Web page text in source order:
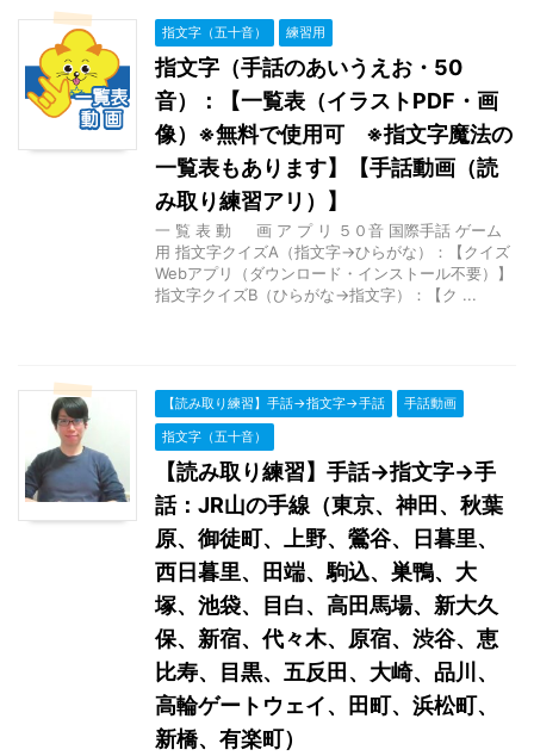
指文字（五十音） 練習用
指文字（手話のあいうえお・50
音）：【一覧表（イラストPDF・画
像）※無料で使用可 ※指文字魔法の
一覧表もあります】【手話動画（読
み取り練習アリ）】
一 覧 表 動 画 ア プ リ ５０音 国際手話 ゲーム
用 指文字クイズA（指文字→ひらがな）：【クイズ
Webアプリ（ダウンロード・インストール不要）】
指文字クイズB（ひらがな→指文字）：【ク ...
【読み取り練習】手話→指文字→手話
手話動画
指文字（五十音）
【読み取り練習】手話→指文字→手
話：JR山の手線（東京、神田、秋葉
原、御徒町、上野、鶯谷、日暮里、
西日暮里、田端、駒込、巣鴨、大
塚、池袋、目白、高田馬場、新大久
保、新宿、代々木、原宿、渋谷、恵
比寿、目黒、五反田、大崎、品川、
高輪ゲートウェイ、田町、浜松町、
新橋、有楽町）